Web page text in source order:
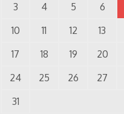
3
4 5 6
10
11 12 13
17
18 19 20
24
25 26 27
31